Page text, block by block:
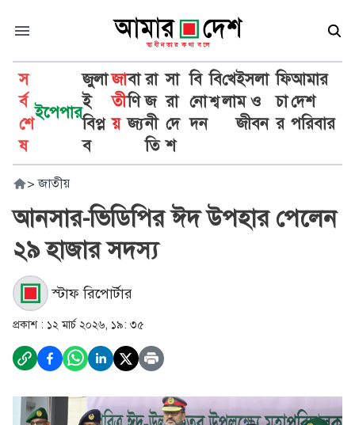
স
র্ব
শে
ষ
ইপেপার
জুলা
ই
বিপ্ল
ব
জা
তী
য়
বা
ণি
জ্য
রা
জ
নী
তি
সা
রা
দে
শ
বি
নো
দন
বি
শ্ব
খে
লা
ইসলা
ম ও
জীবন
ফি
চা
র
আমার
দেশ
পরিবার
> জাতীয়
আনসার-ভিডিপির ঈদ উপহার পেলেন
২৯ হাজার সদস্য
স্টাফ রিপোর্টার
প্রকাশ : ১২ মার্চ ২০২৬, ১৯: ৩৫